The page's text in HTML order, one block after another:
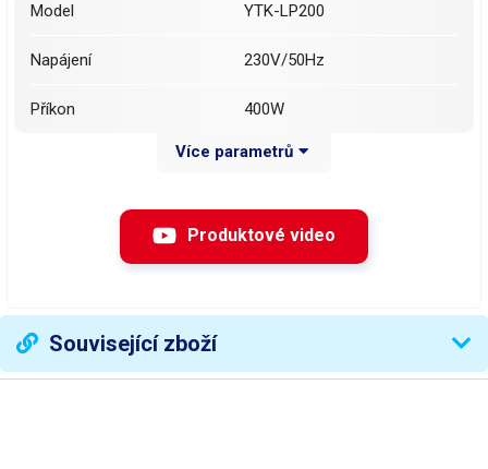
Model YTK-LP200
Napájení 230V/50Hz
Příkon 400W
Membránové 5l/min
20-30 sáčku / min
Rozměr sáčku
Více parametrů
Produktové video
Související zboží